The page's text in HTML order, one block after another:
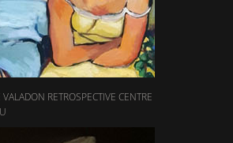
RETROSPECTIVE CENTRE